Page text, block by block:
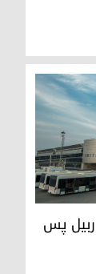
پس از توقف
پس